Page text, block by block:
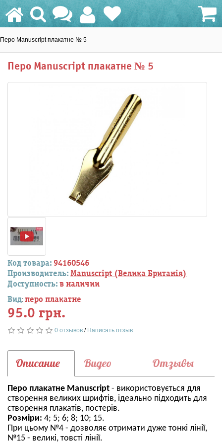
Перо Manuscript плакатне № 5
Перо Manuscript плакатне № 5
Код товара: 94160546
Производитель: Manuscript (Велика Британія)
Доступность: в наличии
Вид: перо плакатне
95.0 грн.
0 отзывов / Написать отзыв
Описание Видео Отзывы
Перо плакатне Manuscript - використовується для
створення великих шрифтів, ідеально підходить для
створення плакатів, постерів.
Розміри: 4; 5; 6; 8; 10; 15.
При цьому №4 - дозволяє отримати дуже тонкі лінії,
№15 - великі, товсті лінії.